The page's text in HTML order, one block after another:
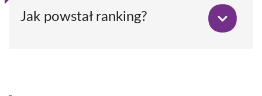
Jak powstał ranking?